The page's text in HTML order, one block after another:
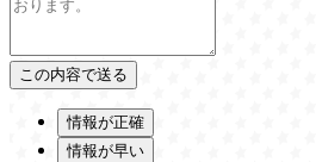
情報が正確
情報が早い